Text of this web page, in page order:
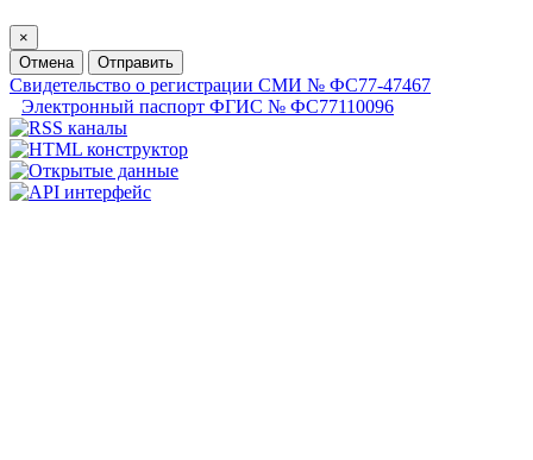
×
Отмена
Отправить
Свидетельство о регистрации СМИ № ФС77-47467
Электронный паспорт ФГИС № ФС77110096